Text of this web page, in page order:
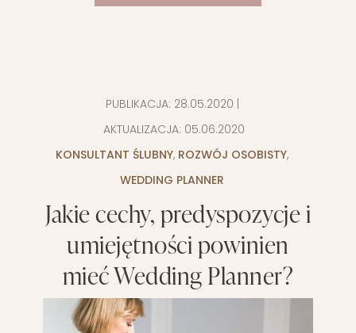
PUBLIKACJA: 28.05.2020 |
AKTUALIZACJA: 05.06.2020
KONSULTANT ŚLUBNY, ROZWÓJ OSOBISTY,
WEDDING PLANNER
Jakie cechy, predyspozycje i
umiejętności powinien
mieć Wedding Planner?